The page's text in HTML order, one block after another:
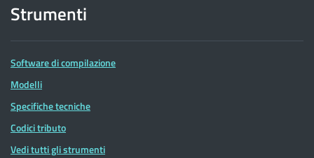
Strumenti
Software di compilazione
Modelli
Specifiche tecniche
Codici tributo
Vedi tutti gli strumenti